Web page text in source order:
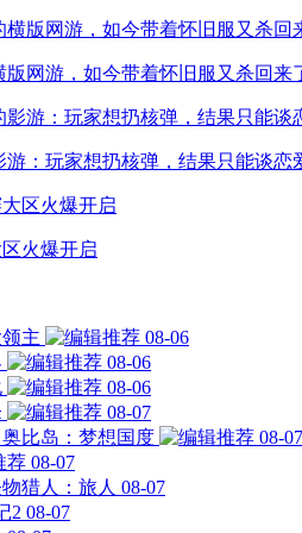
网游，如今带着怀旧服又杀回来
：玩家想扔核弹，结果只能谈恋
火爆开启
主
08-06
08-06
08-06
08-07
奥比岛：梦想国度
08-07
08-07
猎人：旅人 08-07
2 08-07